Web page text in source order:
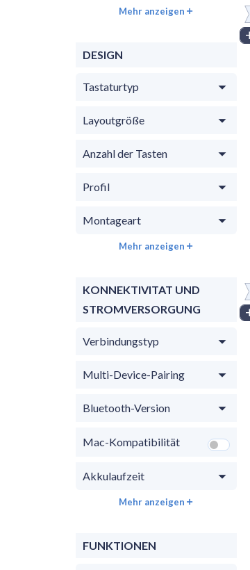
Mehr anzeigen
DESIGN
Tastaturtyp
Layoutgröße
Anzahl der Tasten
Profil
Montageart
Mehr anzeigen
KONNEKTIVITAT UND
STROMVERSORGUNG
Verbindungstyp
Multi-Device-Pairing
Bluetooth-Version
Mac-Kompatibilität
Akkulaufzeit
Mehr anzeigen
FUNKTIONEN